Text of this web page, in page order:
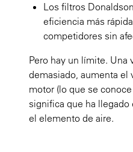
Los filtros
eficiencia más
competidores sin
Pero hay un límite. Una
demasiado, aumenta el
motor (lo que se
significa que ha
el elemento de aire.